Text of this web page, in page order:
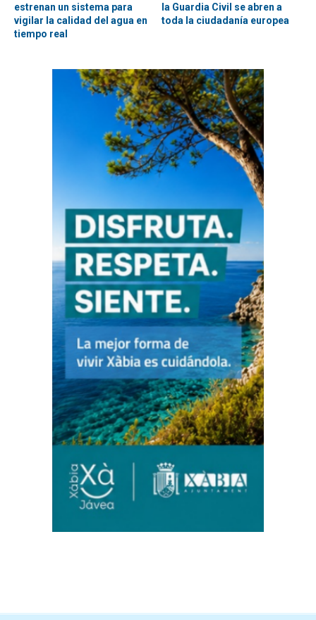
estrenan un sistema para
vigilar la calidad del agua en
tiempo real
la Guardia Civil se abren a
toda la ciudadanía europea